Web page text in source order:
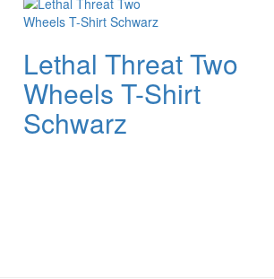
Lethal Threat Two
Wheels T-Shirt
Schwarz